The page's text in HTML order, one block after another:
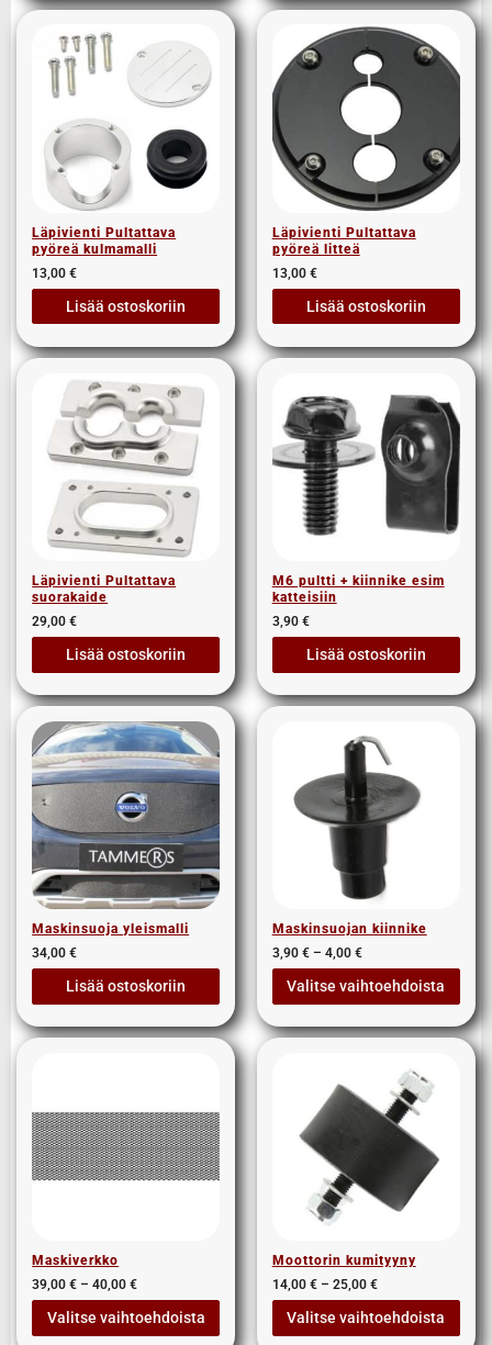
Läpivienti Pultattava
pyöreä kulmamalli
13,00€
Lisää ostoskoriin
Läpivienti Pultattava
pyöreä litteä
13,00 €
Lisää ostoskoriin
Läpivienti Pultattava
suorakaide
29,00€
Lisää ostoskoriin
M6 pultti + kiinnike esim
katteisiin
3,90 €
Lisää ostoskoriin
Maskinsuoja yleismalli
34,00€
Lisää ostoskoriin
Maskinsuojan kiinnike
3,90 € – 4,00 €
Valitse vaihtoehdoista
Maskiverkko
39,00€ – 40,00€
Valitse vaihtoehdoista
Moottorin kumityyny
14,00 € – 25,00 €
Valitse vaihtoehdoista